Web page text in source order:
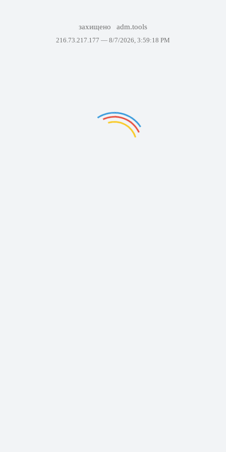
захищено adm.tools
216.73.217.177 — 8/7/2026, 3:59:18 PM